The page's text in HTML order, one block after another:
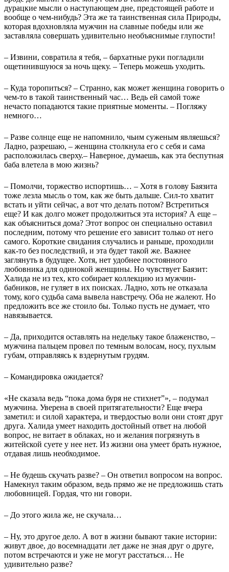
дурацкие мысли о наступающем дне, предстоящей работе и
вообще о чем-нибудь? Эта же та таинственная сила Природы,
которая вдохновляла мужчин на славные победы или же
заставляла совершать удивительно необъяснимые глупости!
– Извини, совратила я тебя, – бархатные руки погладили
ощетинившуюся за ночь щеку. – Теперь можешь уходить.
– Куда торопиться? – Странно, как может женщина говорить о
чем-то в такой таинственный час… Ведь ей самой тоже
нечасто попадаются такие приятные моменты. – Погляжу
немного…
– Разве солнце еще не напомнило, чьим суженым являешься?
Ладно, разрешаю, – женщина столкнула его с себя и сама
расположилась сверху.– Наверное, думаешь, как эта беспутная
баба влетела в мою жизнь?
– Помолчи, торжество испортишь… – Хотя в голову Баязита
тоже лезла мысль о том, как же быть дальше. Сил-то хватит
встать и уйти сейчас, а вот что делать потом? Встретиться
еще? И как долго может продолжиться эта история? А еще –
как объясниться дома? Этот вопрос он специально оставил
последним, потому что решение его зависит только от него
самого. Короткие свидания случались и раньше, проходили
как-то без последствий, и эта будет такой же. Важнее
заглянуть в будущее. Хотя, нет удобнее постоянного
любовника для одинокой женщины. Но чувствует Баязит:
Халида не из тех, кто собирает коллекцию из мужчин-
бабников, не гуляет в их поисках. Ладно, хоть не отказала
тому, кого судьба сама вывела навстречу. Оба не жалеют. Но
предложить все же стоило бы. Только пусть не думает, что
навязывается.
– Да, приходится оставлять на недельку такое блаженство, –
мужчина пальцем провел по темным волосам, носу, пухлым
губам, отправляясь к вздернутым грудям.
– Командировка ожидается?
«Не сказала ведь “пока дома буря не стихнет”», – подумал
мужчина. Уверена в своей притягательности? Еще вчера
заметил: и силой характера, и твердостью воли они стоят друг
друга. Халида умеет находить достойный ответ на любой
вопрос, не витает в облаках, но и желания погрязнуть в
житейской суете у нее нет. Из жизни она умеет брать нужное,
отдавая лишь необходимое.
– Не будешь скучать разве? – Он ответил вопросом на вопрос.
Намекнул таким образом, ведь прямо же не предложишь стать
любовницей. Гордая, что ни говори.
– До этого жила же, не скучала…
– Ну, это другое дело. А вот в жизни бывают такие истории:
живут двое, до восемнадцати лет даже не зная друг о друге,
потом встречаются и уже не могут расстаться… Не
удивительно разве?